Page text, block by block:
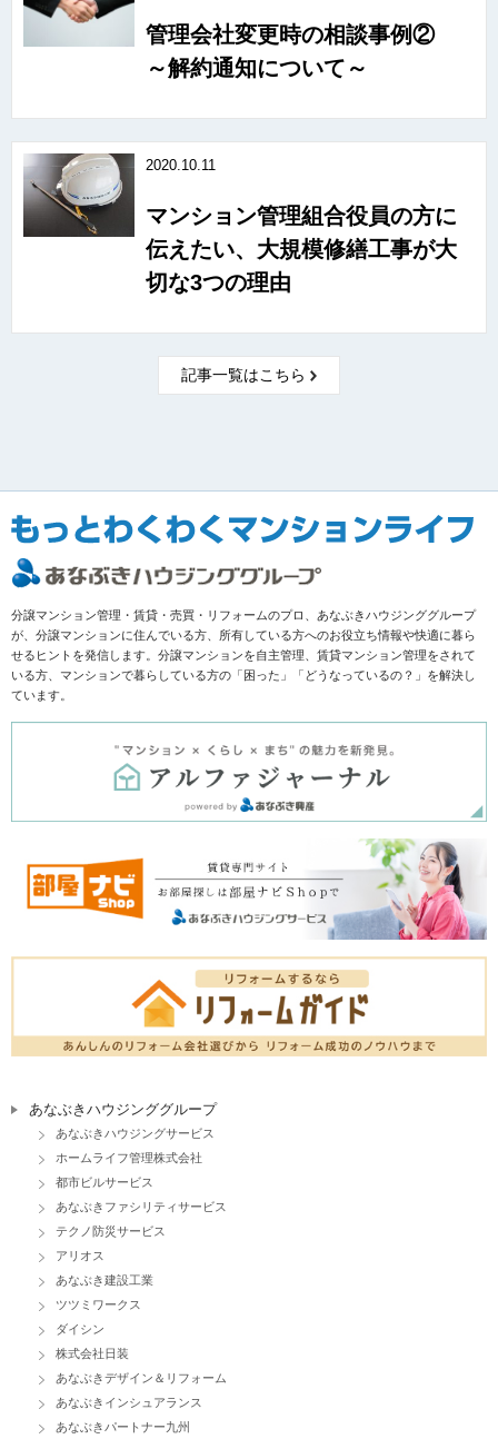
管理会社変更時の相談事例②
～解約通知について～
2020.10.11
マンション管理組合役員の方に
伝えたい、大規模修繕工事が大
切な3つの理由
記事一覧はこちら
分譲マンション管理・賃貸・売買・リフォームのプロ、あなぶきハウジンググループ
が、分譲マンションに住んでいる方、所有している方へのお役立ち情報や快適に暮ら
せるヒントを発信します。分譲マンションを自主管理、賃貸マンション管理をされて
いる方、マンションで暮らしている方の「困った」「どうなっているの？」を解決し
ています。
あなぶきハウジンググループ
あなぶきハウジングサービス
ホームライフ管理株式会社
都市ビルサービス
あなぶきファシリティサービス
テクノ防災サービス
アリオス
あなぶき建設工業
ツツミワークス
ダイシン
株式会社日装
あなぶきデザイン＆リフォーム
あなぶきインシュアランス
あなぶきパートナー九州